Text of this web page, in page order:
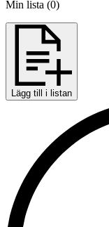
Min lista (0)
Lägg till i listan